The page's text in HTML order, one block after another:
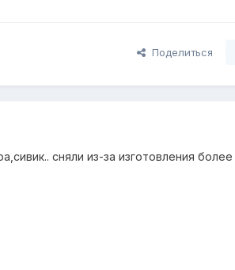
Поделиться
сняли из-за изготовления более